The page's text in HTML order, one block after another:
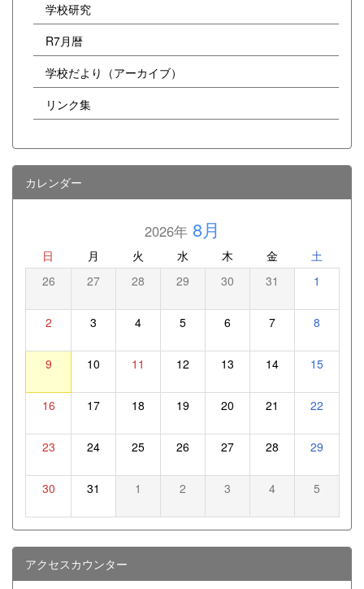
学校研究
R7月暦
学校だより（アーカイブ）
リンク集
カレンダー
2026年8月
日 月 火 水 木 金 土
26 27 28 29 30 31 1
2 3 4 5 6 7 8
9 10 11 12 13 14 15
16 17 18 19 20 21 22
23 24 25 26 27 28 29
30 31 1 2 3 4 5
アクセスカウンター